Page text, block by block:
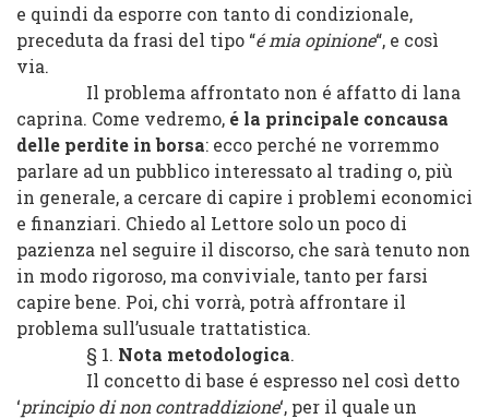
e quindi da esporre con tanto di condizionale,
preceduta da frasi del tipo “é mia opinione“, e così
via.
Il problema affrontato non é affatto di lana
caprina. Come vedremo, é la principale concausa
delle perdite in borsa: ecco perché ne vorremmo
parlare ad un pubblico interessato al trading o, più
in generale, a cercare di capire i problemi economici
e finanziari. Chiedo al Lettore solo un poco di
pazienza nel seguire il discorso, che sarà tenuto non
in modo rigoroso, ma conviviale, tanto per farsi
capire bene. Poi, chi vorrà, potrà affrontare il
problema sull’usuale trattatistica.
§ 1. Nota metodologica.
Il concetto di base é espresso nel così detto
‘principio di non contraddizione‘, per il quale un